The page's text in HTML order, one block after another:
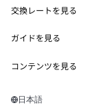
MetaMask Connect
Snaps
Web3サービス
セキュリティ
サポート
キャリア
イーサリアムの価格
Solanaの価格
Tetherの価格
交換レートを見る
ETH→USD
USDT→INR
BTC→INR
ガイドを見る
ETHの購入
コンテンツを見る
Solanaウォレット
日本語